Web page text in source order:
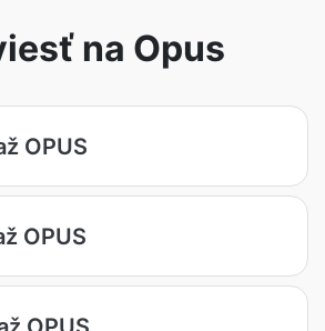
na Opus
OPUS
OPUS